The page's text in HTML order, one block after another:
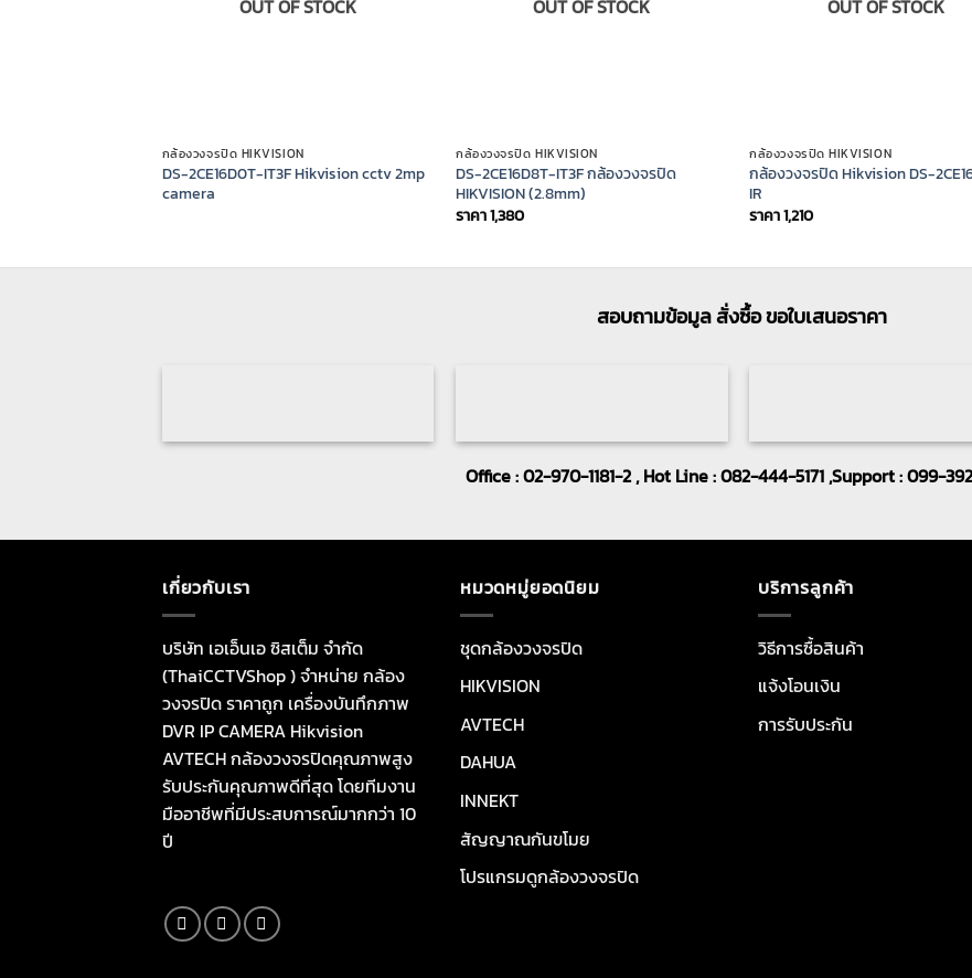
OUT OF STOCK
กล้องวงจรปิด HIKVISION
DS-2CE16D0T-IT3F Hikvision cctv 2mp
camera
OUT OF STOCK
กล้องวงจรปิด HIKVISION
DS-2CE16D8T-IT3F กล้องวงจรปิด
HIKVISION (2.8mm)
ราคา1,380
OUT OF STOCK
กล้องวงจรปิด HIKVISION
กล้องวงจรปิด Hikvision DS-
IR
ราคา1,210
สอบถามข้อมูล สั่งซื้อ ขอใบเสนอราคา
Office : 02-970-1181-2 , Hot Line : 082-444-5171 ,Support : 099-
เกี่ยวกับเรา
บริษัท เอเอ็นเอ ซิสเต็ม จำกัด
(ThaiCCTVShop ) จำหน่าย กล้อง
วงจรปิด ราคาถูก เครื่องบันทึกภาพ
DVR IP CAMERA Hikvision
AVTECH กล้องวงจรปิดคุณภาพสูง
รับประกันคุณภาพดีที่สุด โดยทีมงาน
มืออาชีพที่มีประสบการณ์มากกว่า 10
ปี
หมวดหมู่ยอดนิยม
ชุดกล้องวงจรปิด
HIKVISION
AVTECH
DAHUA
INNEKT
สัญญาณกันขโมย
โปรแกรมดูกล้องวงจรปิด
บริการลูกค้า
วิธีการซื้อสินค้า
แจ้งโอนเงิน
การรับประกัน